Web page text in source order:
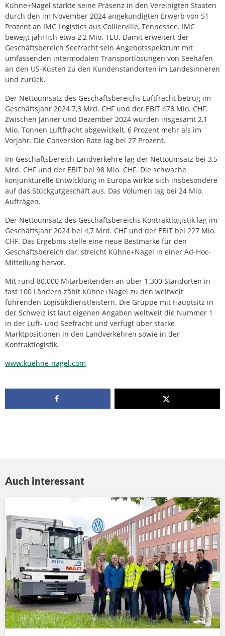
Kühne+Nagel stärkte seine Präsenz in den Vereinigten Staaten
durch den im November 2024 angekündigten Erwerb von 51
Prozent an IMC Logistics aus Collierville, Tennessee. IMC
bewegt jährlich etwa 2,2 Mio. TEU. Damit erweitert der
Geschäftsbereich Seefracht sein Angebotsspektrum mit
umfassenden intermodalen Transportlösungen von Seehäfen
an den US-Küsten zu den Kundenstandorten im Landesinneren
und zurück.
Der Nettoumsatz des Geschäftsbereichs Luftfracht betrug im
Geschäftsjahr 2024 7,3 Mrd. CHF und der EBIT 478 Mio. CHF.
Zwischen Jänner und Dezember 2024 wurden insgesamt 2,1
Mio. Tonnen Luftfracht abgewickelt, 6 Prozent mehr als im
Vorjahr. Die Conversion Rate lag bei 27 Prozent.
Im Geschäftsbereich Landverkehre lag der Nettoumsatz bei 3,5
Mrd. CHF und der EBIT bei 98 Mio. CHF. Die schwache
konjunkturelle Entwicklung in Europa wirkte sich insbesondere
auf das Stückgutgeschäft aus. Das Volumen lag bei 24 Mio.
Aufträgen.
Der Nettoumsatz des Geschäftsbereichs Kontraktlogistik lag im
Geschäftsjahr 2024 bei 4,7 Mrd. CHF und der EBIT bei 227 Mio.
CHF. Das Ergebnis stelle eine neue Bestmarke für den
Geschäftsbereich dar, streicht Kühne+Nagel in einer Ad-Hoc-
Mitteilung hervor.
Mit rund 80.000 Mitarbeitenden an über 1.300 Standorten in
fast 100 Ländern zählt Kühne+Nagel zu den weltweit
führenden Logistikdienstleistern. Die Gruppe mit Hauptsitz in
der Schweiz ist laut eigenen Angaben weltweit die Nummer 1
in der Luft- und Seefracht und verfügt über starke
Marktpositionen in den Landverkehren sowie in der
Kontraktlogistik.
www.kuehne-nagel.com
Auch interessant